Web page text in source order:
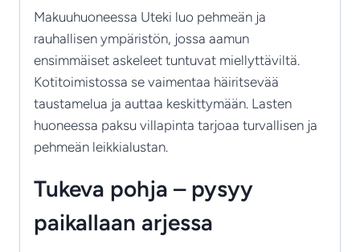
Makuuhuoneessa Uteki luo pehmeän ja
rauhallisen ympäristön, jossa aamun
ensimmäiset askeleet tuntuvat miellyttäviltä.
Kotitoimistossa se vaimentaa häiritsevää
taustamelua ja auttaa keskittymään. Lasten
huoneessa paksu villapinta tarjoaa turvallisen ja
pehmeän leikkialustan.
Tukeva pohja – pysyy
paikallaan arjessa